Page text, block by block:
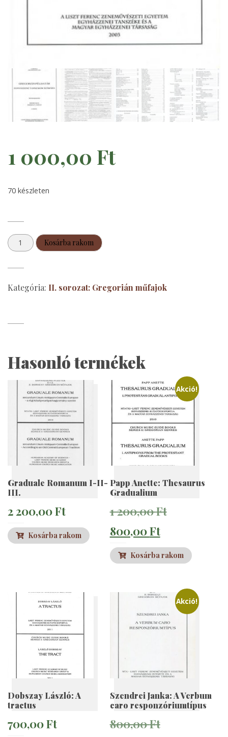
1 000,00 Ft
70 készleten
Gregorián
példatár
mennyiség
Kosárba rakom
Kategória: II. sorozat: Gregorián műfajok
Hasonló termékek
Graduale Romanum I-II-
III.
2 200,00Ft
Kosárba rakom
Akció!
Papp Anette: Thesaurus
Gradualium
1 200,00FtOriginal
was:
200,00 Ft.
800,00FtCurrent
price
800,00 Ft.
Kosárba rakom
Dobszay László: A
tractus
700,00Ft
Akció!
Szendrei Janka: A Verbum
caro responzóriumtípus
800,00FtOriginal